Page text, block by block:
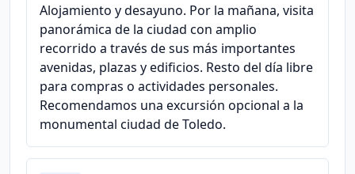
Alojamiento y desayuno. Por la mañana, visita
panorámica de la ciudad con amplio
recorrido a través de sus más importantes
avenidas, plazas y edificios. Resto del día libre
para compras o actividades personales.
Recomendamos una excursión opcional a la
monumental ciudad de Toledo.